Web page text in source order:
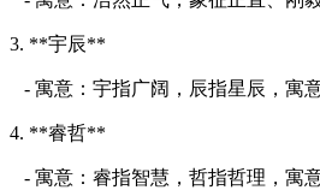
3. **宇辰**
- 寓意：宇指广阔，辰指星辰，寓
4. **睿哲**
- 寓意：睿指智慧，哲指哲理，寓